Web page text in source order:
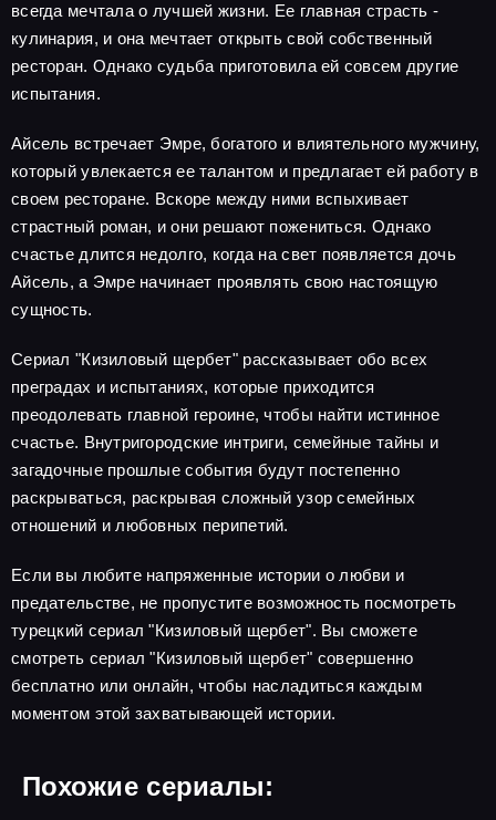
всегда мечтала о лучшей жизни. Ее главная страсть -
кулинария, и она мечтает открыть свой собственный
ресторан. Однако судьба приготовила ей совсем другие
испытания.
Айсель встречает Эмре, богатого и влиятельного мужчину,
который увлекается ее талантом и предлагает ей работу в
своем ресторане. Вскоре между ними вспыхивает
страстный роман, и они решают пожениться. Однако
счастье длится недолго, когда на свет появляется дочь
Айсель, а Эмре начинает проявлять свою настоящую
сущность.
Сериал "Кизиловый щербет" рассказывает обо всех
преградах и испытаниях, которые приходится
преодолевать главной героине, чтобы найти истинное
счастье. Внутригородские интриги, семейные тайны и
загадочные прошлые события будут постепенно
раскрываться, раскрывая сложный узор семейных
отношений и любовных перипетий.
Если вы любите напряженные истории о любви и
предательстве, не пропустите возможность посмотреть
турецкий сериал "Кизиловый щербет". Вы сможете
смотреть сериал "Кизиловый щербет" совершенно
бесплатно или онлайн, чтобы насладиться каждым
моментом этой захватывающей истории.
Похожие сериалы: